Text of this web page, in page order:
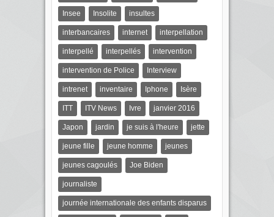
Insee Insolite insultes
interbancaires internet interpellation
interpellé interpellés intervention
intervention de Police Interview
intrenet inventaire Iphone Isère
ITT ITV News Ivre janvier 2016
Japon jardin je suis à l'heure jette
jeune fille jeune homme jeunes
jeunes cagoulés Joe Biden
journaliste
journée internationale des enfants disparus